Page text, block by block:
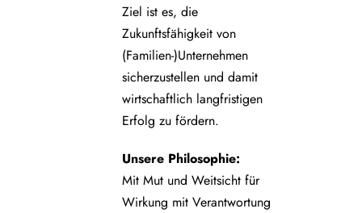
Ziel ist es, die
Zukunftsfähigkeit von
(Familien-)Unternehmen
sicherzustellen und damit
wirtschaftlich langfristigen
Erfolg zu fördern.
Unsere Philosophie:
Mit Mut und Weitsicht für
Wirkung mit Verantwortung